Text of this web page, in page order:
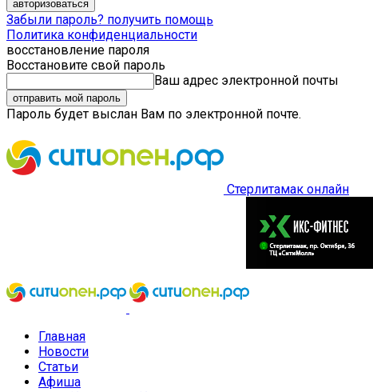
Забыли пароль? получить помощь
Политика конфиденциальности
восстановление пароля
Восстановите свой пароль
Ваш адрес электронной почты
Пароль будет выслан Вам по электронной почте.
Стерлитамак онлайн
Главная
Новости
Статьи
Афиша